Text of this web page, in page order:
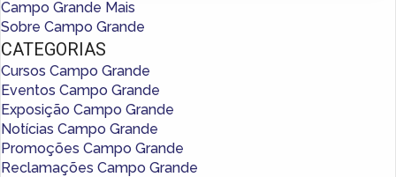
Campo Grande Mais
Sobre Campo Grande
CATEGORIAS
Cursos Campo Grande
Eventos Campo Grande
Exposição Campo Grande
Notícias Campo Grande
Promoções Campo Grande
Reclamações Campo Grande